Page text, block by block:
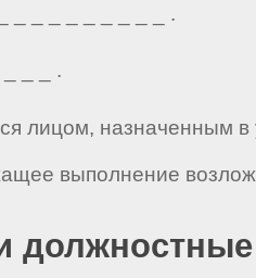
_ _ _ _ _ _ _ _ _ .
_ _ .
лицом, назначенным
выполнение